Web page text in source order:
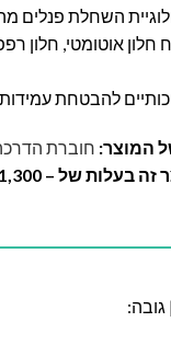
השחלת פנלים
חלון אוטומטי, חלון
להבטחת
המוצר: חוברת
של – 1,300 ש"ח
244 ס"מ | גובה: